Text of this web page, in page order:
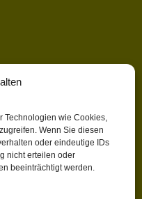
Technologien wie Cookies,
Wenn Sie diesen
oder eindeutige IDs
nicht erteilen oder
beeinträchtigt werden.